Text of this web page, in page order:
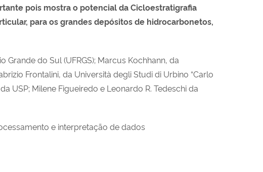
pois mostra o potencial da Cicloestratigrafia
para os grandes depósitos de hidrocarbonetos,
do Sul (UFRGS); Marcus Kochhann, da
Frontalini, da Università degli Studi di Urbino “Carlo
USP; Milene Figueiredo e Leonardo R. Tedeschi da
e interpretação de dados